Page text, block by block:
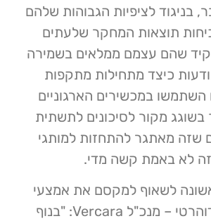
בניגוד לציפיות הגבוהות שלהם
תוצאות המחקר שלעתים
שהם עצמם ממלאים בשמירה
כיצד מתחילות מתקפות
שהם השתמשו במכשירים הארגוניים
בשוגג מקור לסיכונים לתשתית
מאמינים שזה מאתגר להתחזות למותגי
לא באמת קשה מדי.
לשאוף למקסם את אמצעי
אבטחת הסייבר שלהן, אמר קולין דוהרטי – מנכ"ל Vercara: "בנוף